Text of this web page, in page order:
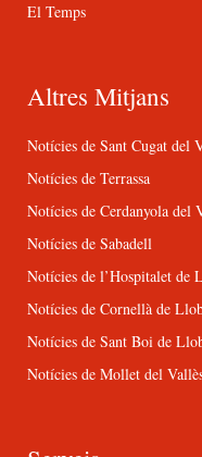
El Temps
Altres Mitjans
Notícies de Sant Cugat del
Notícies de Terrassa
Notícies de Cerdanyola del
Notícies de Sabadell
Notícies de l’Hospitalet de
Notícies de Cornellà de
Notícies de Sant Boi de
Notícies de Mollet del